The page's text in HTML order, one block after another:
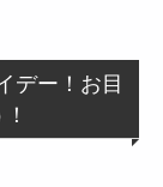
デー！お目